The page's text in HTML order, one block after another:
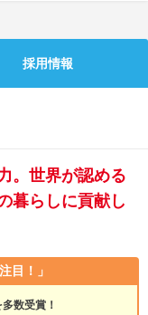
採用情報
。世界が認める
暮らしに貢献し
目！」
数受賞！